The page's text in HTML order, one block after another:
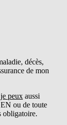
décès,
de mon
je peux aussi
ou de toute
obligatoire.